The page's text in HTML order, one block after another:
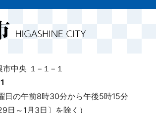
中央 １−１−１
日の午前8時30分から午後5時15分
日～1月3日〕を除く）